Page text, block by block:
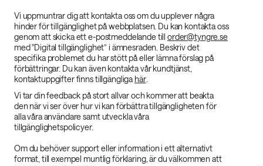
Vi uppmuntrar dig att kontakta oss om du upplever några
hinder för tillgänglighet på webbplatsen. Du kan kontakta oss
genom att skicka ett e-postmeddelande till order@tyngre.se
med "Digital tillgänglighet” i ämnesraden. Beskriv det
specifika problemet du har stött på eller lämna förslag på
förbättringar. Du kan även kontakta vår kundtjänst,
kontaktuppgifter finns tillgängliga här.
Vi tar din feedback på stort allvar och kommer att beakta
den när vi ser över hur vi kan förbättra tillgängligheten för
alla våra användare samt utveckla våra
tillgänglighetspolicyer.
Om du behöver support eller information i ett alternativt
format, till exempel muntlig förklaring, är du välkommen att